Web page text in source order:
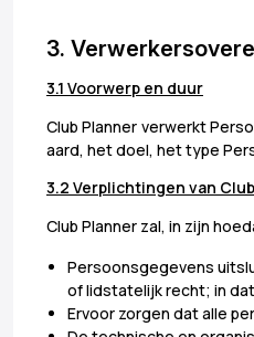
3.
3.1 Voorwerp en duur
Club Planner verwerkt
aard, het doel, het type
3.2 Verplichtingen van
Club Planner zal, in zijn
Persoonsgegevens
of lidstatelijk recht; in
Ervoor zorgen dat alle